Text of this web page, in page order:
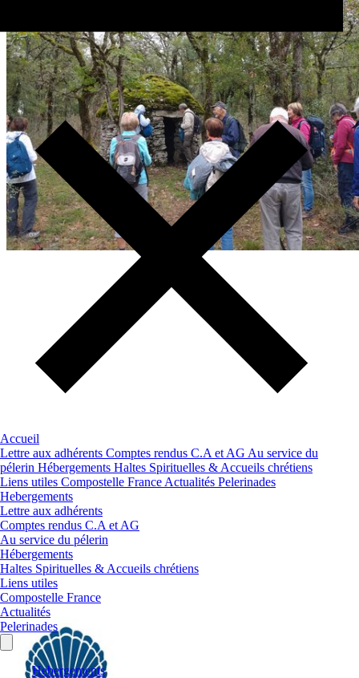
Accueil
Lettre aux adhérents Comptes rendus C.A et AG Au service du
pélerin Hébergements Haltes Spirituelles & Accueils chrétiens
Liens utiles Compostelle France Actualités Pelerinades
Hebergements
Lettre aux adhérents
Comptes rendus C.A et AG
Au service du pélerin
Hébergements
Haltes Spirituelles & Accueils chrétiens
Liens utiles
Compostelle France
Actualités
Pelerinades
Hebergements